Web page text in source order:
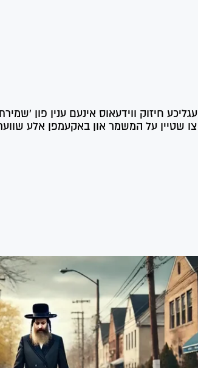
חיזוק ווידעאוס אינעם ענין פון
צו שטיין על המשמר און באקעמפן אלע